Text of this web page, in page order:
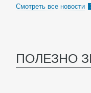
Смотреть все новости
ПОЛЕЗНО